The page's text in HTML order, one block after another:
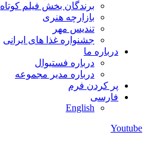
برندگان بخش فیلم کوتاه
بازارچه هنری
تندیس مهر
جشنواره غذا های ایرانی
درباره ما
درباره فستیوال
درباره مدیر مجموعه
پر کردن فرم
فارسی
English
Youtube